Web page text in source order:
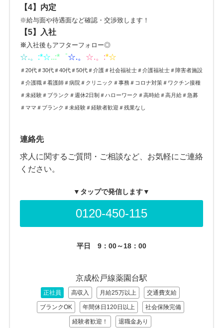
【4】内定
※給与面や待遇面など確認・交渉致します！
【5】入社
※ 入社後もアフターフォロー◎
☆.。 :*☆..:*゜☆.。 ☆.。:*☆
＃20代＃30代＃40代＃50代＃介護＃社会福祉士＃介護福祉士＃障害者施設
＃介護職＃看護師＃病院＃クリニック＃事務＃コロナ対策＃ワクチン接種
＃未経験＃ブランク＃週休2日制＃ハローワーク＃高時給＃高月給＃急募
＃ママ＃ブランク＃未経験＃経験者歓迎＃残業なし
連絡先
求人に関するご質問・ご相談など、お気軽にご連絡
ください。
▼タップで発信します▼
0120-450-115
平日 9：00～18：00
京成松戸線薬園台駅
正社員 高収入 月給25万以上 交通費支給
ブランクOK 年間休日120日以上 社会保険完備
経験者歓迎！ 退職金あり